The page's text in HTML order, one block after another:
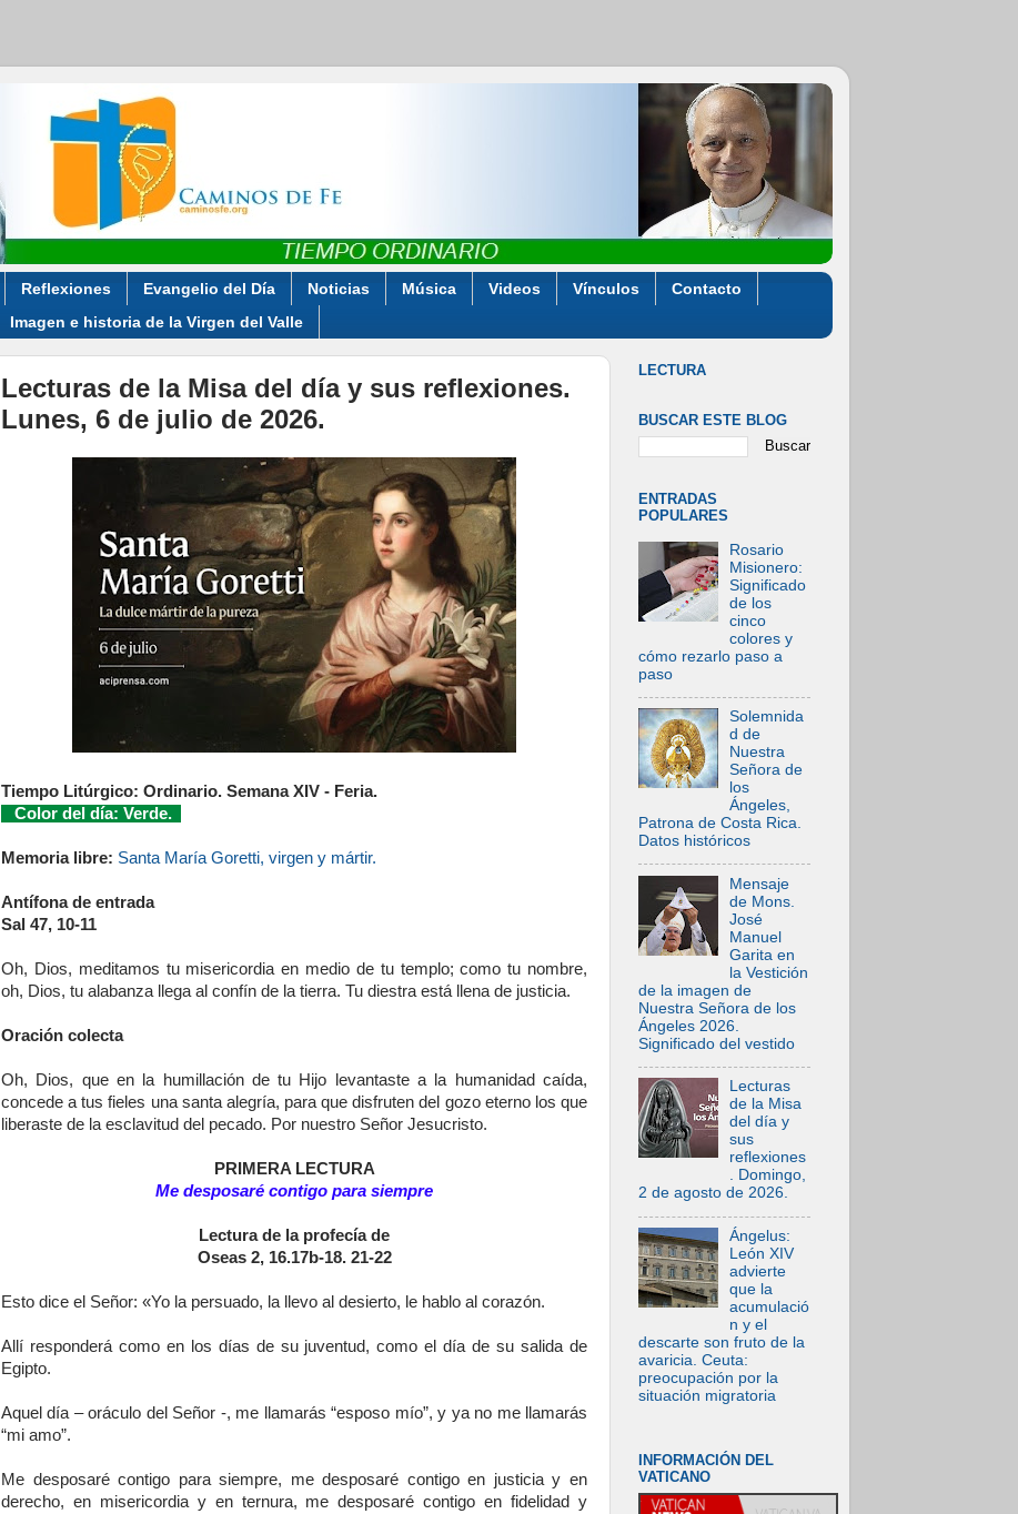
Reflexiones Evangelio del Día Noticias Música Videos Vínculos
Contacto
Imagen e historia de la Virgen del Valle
Lecturas de la Misa del día y sus reflexiones.
Lunes, 6 de julio de 2026.
Tiempo Litúrgico: Ordinario. Semana XIV - Feria.
Color del día: Verde.
Memoria libre: Santa María Goretti, virgen y mártir.
Antífona de entrada
Sal 47, 10-11
Oh, Dios, meditamos tu misericordia en medio de tu templo; como tu nombre,
oh, Dios, tu alabanza llega al confín de la tierra. Tu diestra está llena de justicia.
Oración colecta
Oh, Dios, que en la humillación de tu Hijo levantaste a la humanidad caída,
concede a tus fieles una santa alegría, para que disfruten del gozo eterno los que
liberaste de la esclavitud del pecado. Por nuestro Señor Jesucristo.
PRIMERA LECTURA
Me desposaré contigo para siempre
Lectura de la profecía de
Oseas 2, 16.17b-18. 21-22
Esto dice el Señor: «Yo la persuado, la llevo al desierto, le hablo al corazón.
Allí responderá como en los días de su juventud, como el día de su salida de
Egipto.
Aquel día – oráculo del Señor -, me llamarás “esposo mío”, y ya no me llamarás
“mi amo”.
Me desposaré contigo para siempre, me desposaré contigo en justicia y en
derecho, en misericordia y en ternura, me desposaré contigo en fidelidad y
LECTURA
BUSCAR ESTE BLOG
ENTRADAS
POPULARES
Rosario
Misionero:
Significado
de los
cinco
colores y
cómo rezarlo paso a
paso
Solemnida
d de
Nuestra
Señora de
los
Ángeles,
Patrona de Costa Rica.
Datos históricos
Mensaje
de Mons.
José
Manuel
Garita en
la Vestición
de la imagen de
Nuestra Señora de los
Ángeles 2026.
Significado del vestido
Lecturas
de la Misa
del día y
sus
reflexiones
. Domingo,
2 de agosto de 2026.
Ángelus:
León XIV
advierte
que la
acumulació
n y el
descarte son fruto de la
avaricia. Ceuta:
preocupación por la
situación migratoria
INFORMACIÓN DEL
VATICANO